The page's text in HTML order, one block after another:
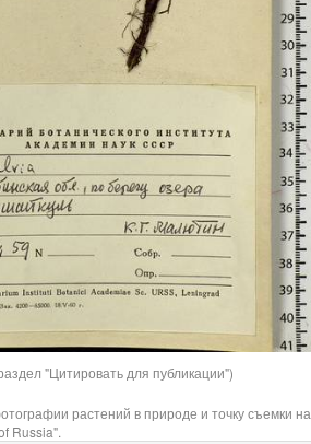
"Цитировать для публикации")
растений в природе и точку съемки на
Russia".